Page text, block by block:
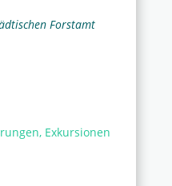
Forstamt
Exkursionen